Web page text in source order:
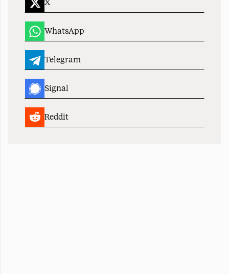
X
WhatsApp
Telegram
Signal
Reddit